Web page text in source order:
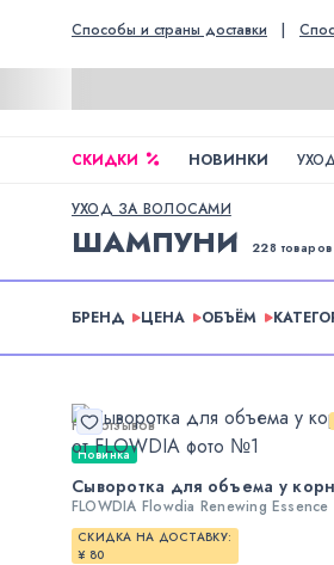
Способы и страны доставки |
СКИДКИ НОВИНКИ
УХОД ЗА ВОЛОСАМИ
ШАМПУНИ 228 товаров
БРЕНД ЦЕНА ОБЪЁМ
Нет отзывов
Новинка
Сыворотка для объема у
FLOWDIA Flowdia Renewing Essence
СКИДКА НА ДОСТАВКУ:
¥ 80